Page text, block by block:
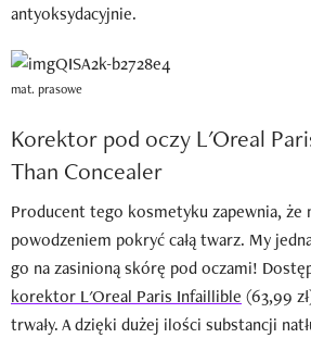
antyoksydacyjnie.
mat. prasowe
Korektor pod oczy L'Oreal
Than Concealer
Producent tego kosmetyku zapewnia, że
powodzeniem pokryć całą twarz. My
go na zasinioną skórę pod oczami!
korektor L'Oreal Paris Infaillible (63,99
trwały. A dzięki dużej ilości substancji